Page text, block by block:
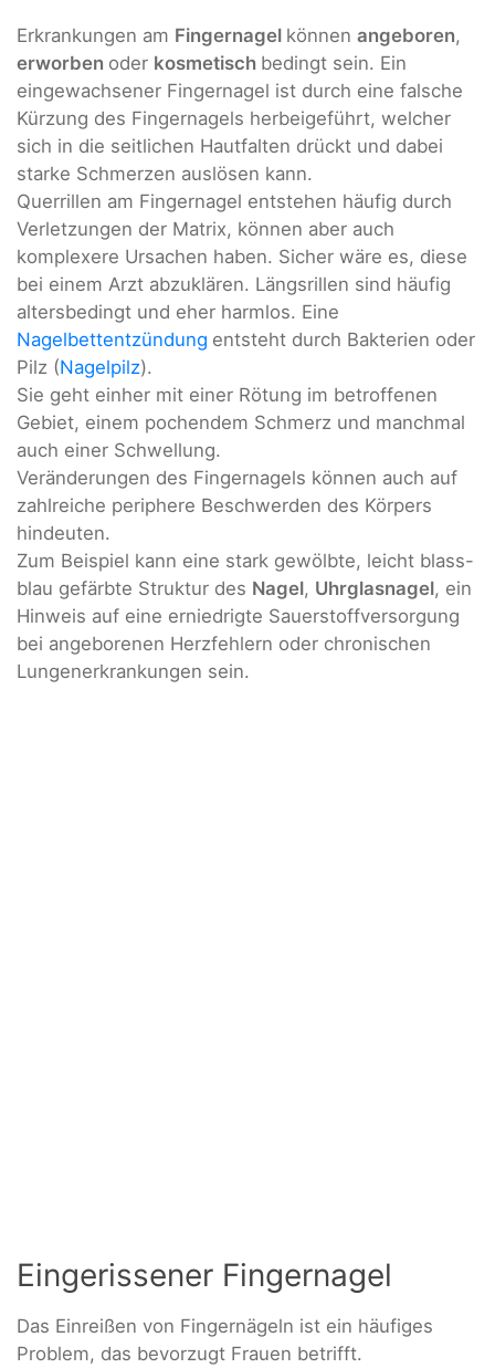
Erkrankungen am Fingernagel können angeboren,
erworben oder kosmetisch bedingt sein. Ein
eingewachsener Fingernagel ist durch eine falsche
Kürzung des Fingernagels herbeigeführt, welcher
sich in die seitlichen Hautfalten drückt und dabei
starke Schmerzen auslösen kann.
Querrillen am Fingernagel entstehen häufig durch
Verletzungen der Matrix, können aber auch
komplexere Ursachen haben. Sicher wäre es, diese
bei einem Arzt abzuklären. Längsrillen sind häufig
altersbedingt und eher harmlos. Eine
Nagelbettentzündung entsteht durch Bakterien oder
Pilz (Nagelpilz).
Sie geht einher mit einer Rötung im betroffenen
Gebiet, einem pochendem Schmerz und manchmal
auch einer Schwellung.
Veränderungen des Fingernagels können auch auf
zahlreiche periphere Beschwerden des Körpers
hindeuten.
Zum Beispiel kann eine stark gewölbte, leicht blass-
blau gefärbte Struktur des Nagel, Uhrglasnagel, ein
Hinweis auf eine erniedrigte Sauerstoffversorgung
bei angeborenen Herzfehlern oder chronischen
Lungenerkrankungen sein.
Eingerissener Fingernagel
Das Einreißen von Fingernägeln ist ein häufiges
Problem, das bevorzugt Frauen betrifft.